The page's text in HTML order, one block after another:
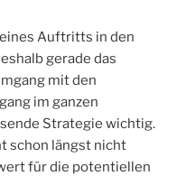
Auftritts in den
gerade das
mit den
im ganzen
Strategie wichtig.
schon längst nicht
für die potentiellen